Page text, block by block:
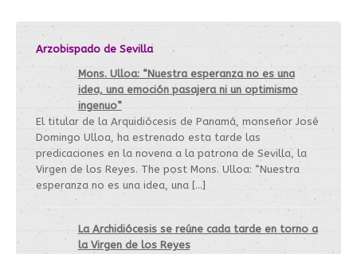
Arzobispado de Sevilla
Mons. Ulloa: “Nuestra esperanza no es una
idea, una emoción pasajera ni un optimismo
ingenuo”
El titular de la Arquidiócesis de Panamá, monseñor José
Domingo Ulloa, ha estrenado esta tarde las
predicaciones en la novena a la patrona de Sevilla, la
Virgen de los Reyes. The post Mons. Ulloa: “Nuestra
esperanza no es una idea, una […]
La Archidiócesis se reúne cada tarde en torno a
la Virgen de los Reyes